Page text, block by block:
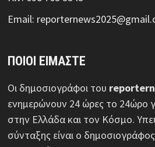
Email:
ΠΟΙΟΙ ΕΙΜΑΣΤΕ
Οι δημοσιογράφοι του
ενημερώνουν 24 ώρες το 24ώρο
στην Ελλάδα και τον Κόσμο.
σύνταξης είναι ο δημοσιογράφος